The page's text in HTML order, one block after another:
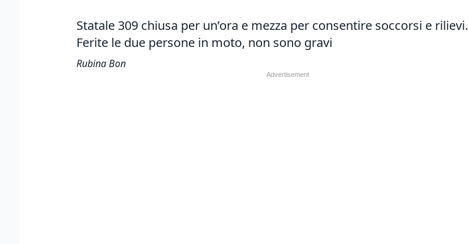
Statale 309 chiusa per un’ora e mezza per consentire soccorsi e rilievi.
Ferite le due persone in moto, non sono gravi
Rubina Bon